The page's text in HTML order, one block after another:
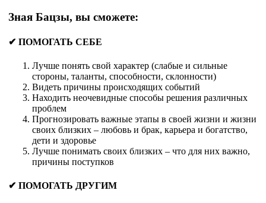
Зная Бацзы, вы сможете:
✔ ПОМОГАТЬ СЕБЕ
Лучше понять свой характер (слабые и сильные
стороны, таланты, способности, склонности)
Видеть причины происходящих событий
Находить неочевидные способы решения различных
проблем
Прогнозировать важные этапы в своей жизни и жизни
своих близких – любовь и брак, карьера и богатство,
дети и здоровье
Лучше понимать своих близких – что для них важно,
причины поступков
✔ ПОМОГАТЬ ДРУГИМ